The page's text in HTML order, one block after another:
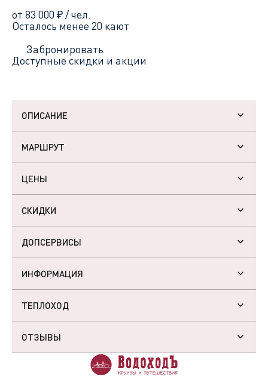
от 83 000 ₽/ чел.
Осталось менее 20 кают
Забронировать
Доступные скидки и акции
ОПИСАНИЕ
МАРШРУТ
ЦЕНЫ
СКИДКИ
ДОПСЕРВИСЫ
ИНФОРМАЦИЯ
ТЕПЛОХОД
ОТЗЫВЫ